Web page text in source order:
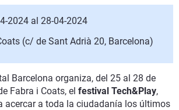
2024 al 28-04-2024
(c/ de Sant Adrià 20, Barcelona)
Barcelona organiza, del 25 al 28 de
Fabra i Coats, el festival Tech&Play,
acercar a toda la ciudadanía los últimos